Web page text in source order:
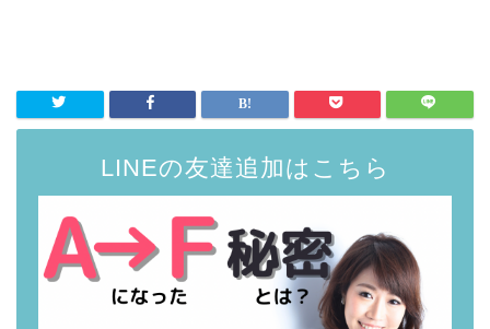
LINEの友達追加はこちら